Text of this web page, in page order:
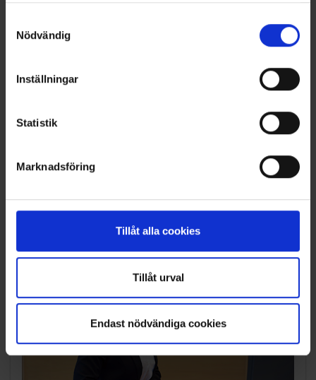
Nödvändig
Inställningar
Statistik
Marknadsföring
Tillåt alla cookies
Tillåt urval
Endast nödvändiga cookies
OHLSSONSKOLLEGOR
RENHÅLLNING
VELLINGE